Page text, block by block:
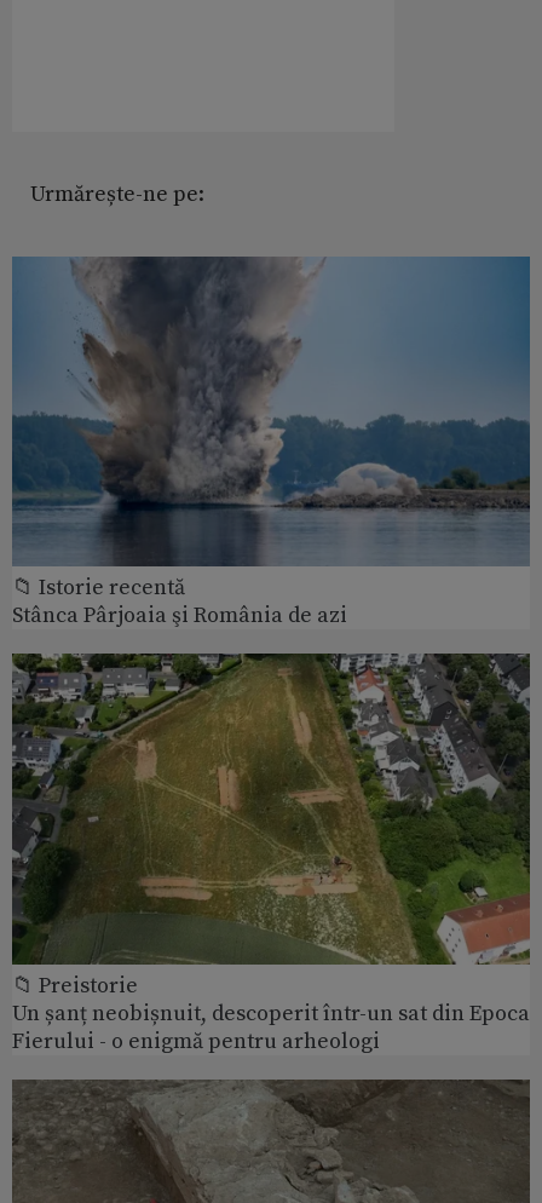
Urmărește-ne pe:
📁 Istorie recentă
Stânca Pârjoaia şi România de azi
📁 Preistorie
Un șanț neobișnuit, descoperit într-un sat din Epoca
Fierului - o enigmă pentru arheologi